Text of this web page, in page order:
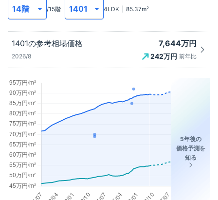
/15階 4LDK 85.37m²
1401の参考相場価格
2026/8
7,644万円
242万円 前年比
5年後の
価格予測を
知る